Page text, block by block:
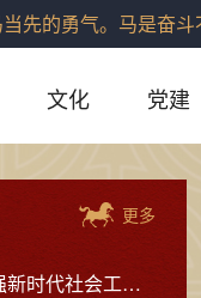
勇气。马是奋
文化 党建
更多
中共中央 国务院印发《关于加强新时代社会工作的意见》